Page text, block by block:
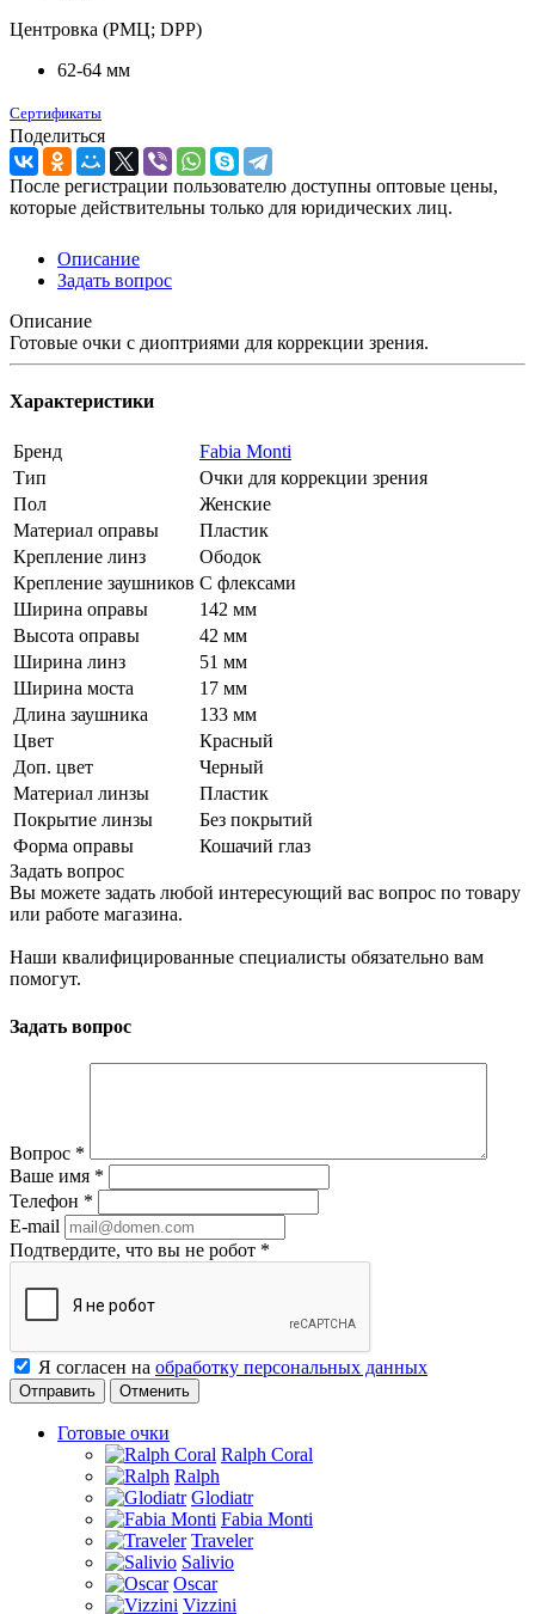
Центровка (РМЦ; DPP)
62-64 мм
Сертификаты
Поделиться
После регистрации пользователю доступны оптовые цены,
которые действительны только для юридических лиц.
Описание
Задать вопрос
Описание
Готовые очки с диоптриями для коррекции зрения.
Характеристики
Бренд
Fabia Monti
Тип
Очки для коррекции зрения
Пол
Женские
Материал оправы
Пластик
Крепление линз
Ободок
Крепление заушников С флексами
Ширина оправы
142 мм
Высота оправы
42 мм
Ширина линз
51 мм
Ширина моста
17 мм
Длина заушника
133 мм
Цвет
Красный
Доп. цвет
Черный
Материал линзы
Пластик
Покрытие линзы
Без покрытий
Форма оправы
Кошачий глаз
Задать вопрос
Вы можете задать любой интересующий вас вопрос по товару
или работе магазина.
Наши квалифицированные специалисты обязательно вам
помогут.
Задать вопрос
Вопрос *
Ваше имя *
Телефон *
E-mail
Подтвердите, что вы не робот *
Я согласен на обработку персональных данных
Отменить
Готовые очки
Ralph Coral
Ralph
Glodiatr
Fabia Monti
Traveler
Salivio
Oscar
Vizzini